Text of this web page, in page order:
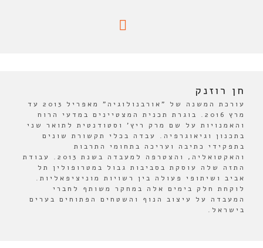
חן רוזנק
עורכת המשנה של "אורבנולוגיה" מאפריל 2013 עד
מרץ 2016. בוגרת תכנית המצטיינים במדעי הרוח
והאמנויות על שם מרק ריץ' וסטודנטית לתואר שני
בתכנון וגיאוגרפיה. עבדה בכלי תקשורת שונים
בתפקידי כתיבה ועריכה בתחומי התרבות
והאקטואליה, והצטרפה למעבדה בשנת 2013. עבודת
התזה שלה עוסקת בסביבות גבול במטרופולין תל
אביב ושיתופי פעולה בין רשויות מוניציפאליות.
לוקחת חלק בימים אלה במחקר משותף לחברי
המעבדה על עיצוב הנוף והשטחים הפתוחים בערים
בישראל.